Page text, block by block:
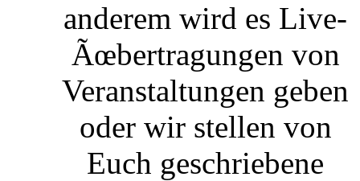
anderem wird es Live-
Ãœbertragungen von
Veranstaltungen geben
oder wir stellen von
Euch geschriebene